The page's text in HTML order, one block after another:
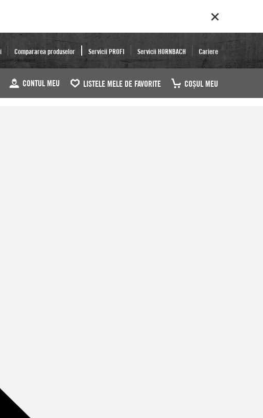
Compararea produselor Servicii PROFI Servicii HORNBACH Cariere
CONTUL MEU LISTELE MELE DE FAVORITE COŞUL MEU